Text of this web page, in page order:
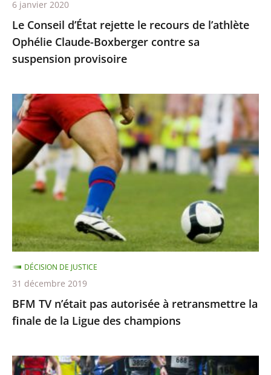
contre
sa
suspension
provisoire
Le Conseil d’État rejette le recours de l’athlète
Ophélie Claude-Boxberger contre sa
suspension provisoire
6 janvier 2020
BFM
TV
n’était
pas
autorisée
retransmettre
la
finale
de
la
Ligue
des
champions
BFM TV n’était pas autorisée à retransmettre la
finale de la Ligue des champions
DÉCISION DE JUSTICE
31 décembre 2019
Suspension